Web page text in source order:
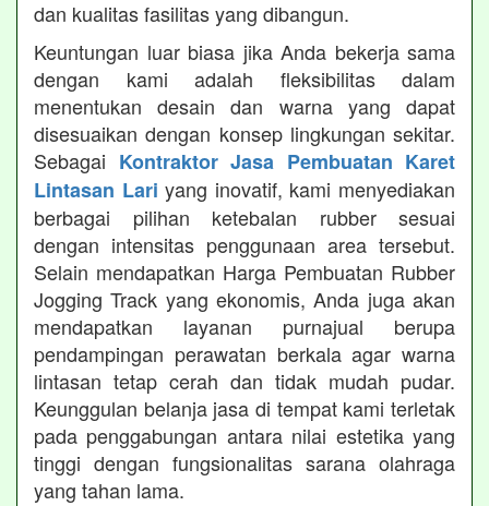
dan kualitas fasilitas yang dibangun.
Keuntungan luar biasa jika Anda bekerja sama
dengan kami adalah fleksibilitas dalam
menentukan desain dan warna yang dapat
disesuaikan dengan konsep lingkungan sekitar.
Sebagai Kontraktor Jasa Pembuatan Karet
Lintasan Lari yang inovatif, kami menyediakan
berbagai pilihan ketebalan rubber sesuai
dengan intensitas penggunaan area tersebut.
Selain mendapatkan Harga Pembuatan Rubber
Jogging Track yang ekonomis, Anda juga akan
mendapatkan layanan purnajual berupa
pendampingan perawatan berkala agar warna
lintasan tetap cerah dan tidak mudah pudar.
Keunggulan belanja jasa di tempat kami terletak
pada penggabungan antara nilai estetika yang
tinggi dengan fungsionalitas sarana olahraga
yang tahan lama.